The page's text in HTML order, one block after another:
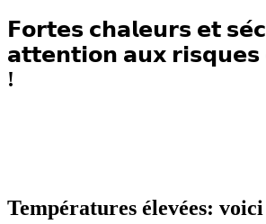
𝗙𝗼𝗿𝘁𝗲𝘀 𝗰𝗵𝗮𝗹𝗲𝘂𝗿𝘀 𝗲𝘁
𝗮𝘁𝘁𝗲𝗻𝘁𝗶𝗼𝗻 𝗮𝘂𝘅
!
Températures élevées: voici